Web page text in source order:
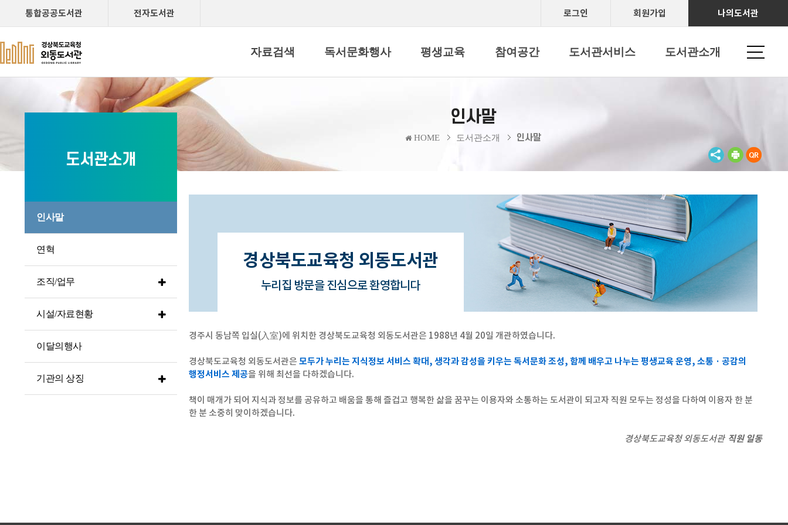
통합공공도서관 전자도서관 로그인 회원가입 나의도서관
자료검색 독서문화행사 평생교육 참여공간 도서관서비스 도서관소개
인사말
HOME 도서관소개 인사말
도서관소개
인사말
연혁
조직/업무
시설/자료현황
이달의행사
기관의 상징
경상북도교육청 외동도서관
누리집 방문을 진심으로 환영합니다
경주시 동남쪽 입실(入室)에 위치한 경상북도교육청 외동도서관은 1988년 4월 20일 개관하였습니다.
경상북도교육청 외동도서관은 모두가 누리는 지식정보 서비스 확대, 생각과 감성을 키우는 독서문화 조성, 함께 배우고 나누는 평생교육 운영, 소통 · 공감의
행정서비스 제공을 위해 최선을 다하겠습니다.
책이 매개가 되어 지식과 정보를 공유하고 배움을 통해 즐겁고 행복한 삶을 꿈꾸는 이용자와 소통하는 도서관이 되고자 직원 모두는 정성을 다하여 이용자 한 분
한 분 소중히 맞이하겠습니다.
경상북도교육청 외동도서관 직원 일동